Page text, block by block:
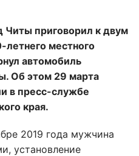
Читы приговорил к двум
летнего местного
автомобиль
Об этом 29 марта
в пресс-службе
края.
2019 года мужчина
установление